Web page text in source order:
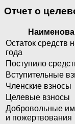
Отчет о
Остаток средств
года
Поступило
Вступительные
Членские взносы
Целевые взносы
Добровольные
и пожертвования